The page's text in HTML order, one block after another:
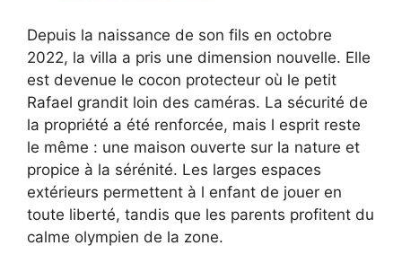
Depuis la naissance de son fils en octobre
2022, la villa a pris une dimension nouvelle. Elle
est devenue le cocon protecteur où le petit
Rafael grandit loin des caméras. La sécurité de
la propriété a été renforcée, mais l esprit reste
le même : une maison ouverte sur la nature et
propice à la sérénité. Les larges espaces
extérieurs permettent à l enfant de jouer en
toute liberté, tandis que les parents profitent du
calme olympien de la zone.